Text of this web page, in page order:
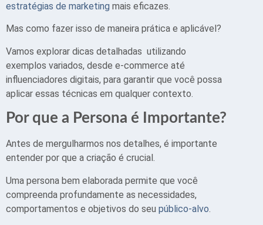
estratégias de marketing mais eficazes.
Mas como fazer isso de maneira prática e aplicável?
Vamos explorar dicas detalhadas utilizando
exemplos variados, desde e-commerce até
influenciadores digitais, para garantir que você possa
aplicar essas técnicas em qualquer contexto.
Por que a Persona é Importante?
Antes de mergulharmos nos detalhes, é importante
entender por que a criação é crucial.
Uma persona bem elaborada permite que você
compreenda profundamente as necessidades,
comportamentos e objetivos do seu público-alvo